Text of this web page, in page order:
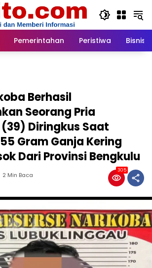
Pemerintahan Peristiwa Bisnis
Berhasil
Seorang Pria
Diringkus Saat
Gram Ganja Kering
Dari Provinsi Bengkulu
2 Min Baca
305